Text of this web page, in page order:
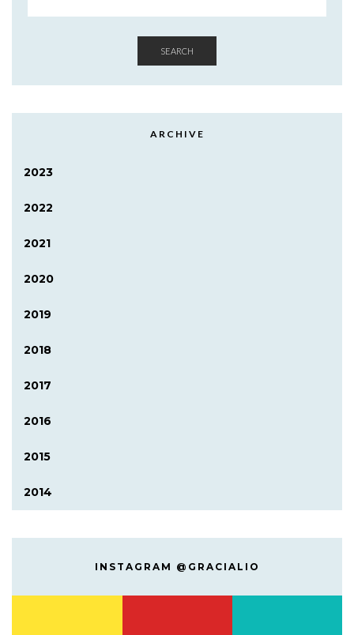
SEARCH
ARCHIVE
2023
2022
2021
2020
2019
2018
2017
2016
2015
2014
INSTAGRAM @GRACIALIO